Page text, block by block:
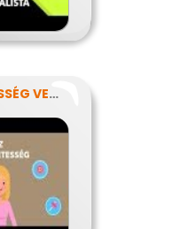
AZ ELŐÍTÉLETESSÉG VESZÉLYEI